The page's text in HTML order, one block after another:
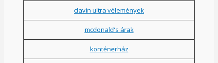
clavin ultra vélemények
mcdonald's árak
konténerház